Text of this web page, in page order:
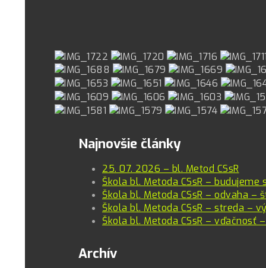
Najnovšie články
25. 07. 2026 – bl. Metod CSsR
Škola bl. Metoda CSsR –
Škola bl. Metoda CSsR – odvaha –
Škola bl. Metoda CSsR – streda –
Škola bl. Metoda CSsR – vďačnosť
Archív